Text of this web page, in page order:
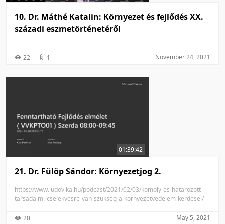
10. Dr. Máthé Katalin: Környezet és fejlődés XX.
századi eszmetörténetéről
22 1 November 24, 2021
01:39:42
21. Dr. Fülöp Sándor: Környezetjog 2.
https://www.ludovika.hu/podcast/2021/02/03/komoly-es-hatarozott-
tarsadalmi-cselekvesre-van-szukseg-a-kornyezetvedelem-kerdesei/
20 May 5, 2021